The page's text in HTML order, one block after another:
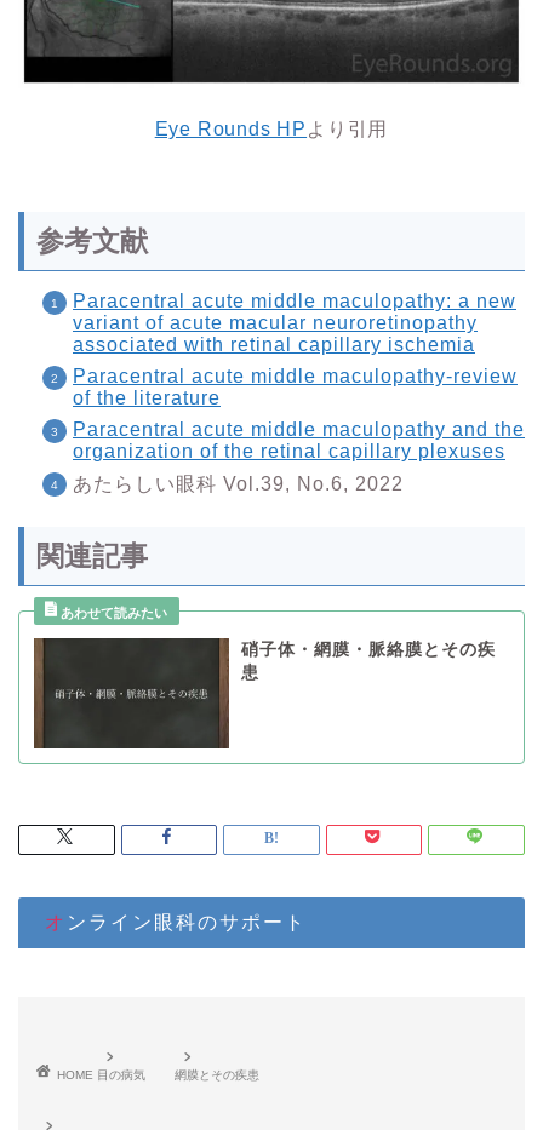
Eye Rounds HP より引用
参考文献
Paracentral acute middle maculopathy: a new
variant of acute macular neuroretinopathy
associated with retinal capillary ischemia
Paracentral acute middle maculopathy-review
of the literature
Paracentral acute middle maculopathy and the
organization of the retinal capillary plexuses
あたらしい眼科 Vol.39, No.6, 2022
関連記事
硝子体・網膜・脈絡膜とその疾
患
オンライン眼科のサポート
HOME 目の病気 網膜とその疾患